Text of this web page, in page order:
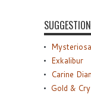
Mysteriosa
Exkalibur
Carine
Gold &